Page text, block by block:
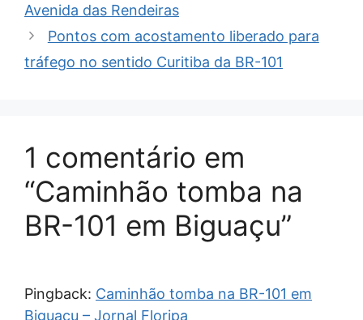
Avenida das Rendeiras
Pontos com acostamento liberado para
tráfego no sentido Curitiba da BR-101
1 comentário em
“Caminhão tomba na
BR-101 em Biguaçu”
Pingback: Caminhão tomba na BR-101 em
Biguaçu – Jornal Floripa